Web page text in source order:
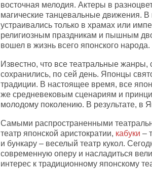
восточная мелодия. Актеры в
магические танцевальные движения.
устраивались только в храмах или
религиозным праздникам и пышным
вошел в жизнь всего японского народа.
Известно, что все театральные
сохранились, по сей день. Японцы
традиции. В настоящее время, все
же средневековым сценариям и
молодому поколению. В результате, в
Самыми распространенными
театр японской аристократии, кабуки –
и бункару – веселый театр кукол.
современную оперу и насладиться
интерес к традиционному японскому